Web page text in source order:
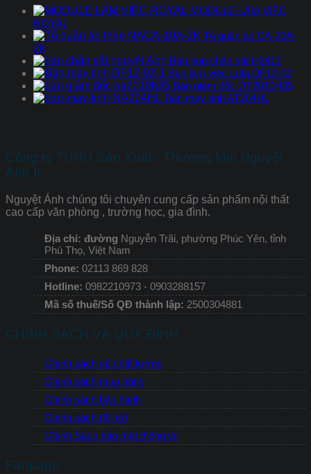
MODULE LÀM VIỆC
ROYAL
Tủ quần áo CA-10A-
2K
Bàn họp chân sắt H2412
Bàn làm việc Lufa DF12-02
Bàn giám đốc DT2010H35
Bàn máy tính AT204HL
Công ty TNHH Sản Xuất - Thương Mại Nguyệt
Ánh II
Nguyệt Ánh chúng tôi chuyên cung cấp sản phẩm nội thất
cao cấp văn phòng , trường học, gia đình.
Địa chỉ: đường Nguyễn Trãi, phường Phúc Yên, tỉnh
Phú Thọ, Việt Nam
Phone: 02113 869 828
Hotline: 0982210973 - 0903288157
Mã số thuế/Số QĐ thành lập: 2500304881
CHÍNH SÁCH VÀ QUY ĐỊNH
Chính sách về chất lượng
Chính sách mua hàng
Chính sách bảo hành
Chính sách đổi trả
Chính Sách bảo mật thông tin
Fanpage